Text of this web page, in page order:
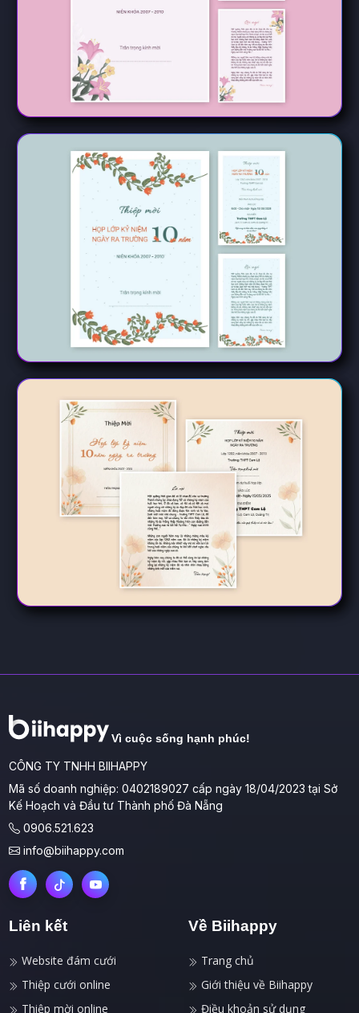
Vì cuộc sống hạnh phúc!
CÔNG TY TNHH BIIHAPPY
Mã số doanh nghiệp: 0402189027 cấp ngày 18/04/2023 tại Sở
Kế Hoạch và Đầu tư Thành phố Đà Nẵng
0906.521.623
info@biihappy.com
Liên kết
Website đám cưới
Thiệp cưới online
Thiệp mời online
Về Biihappy
Trang chủ
Giới thiệu về Biihappy
Điều khoản sử dụng